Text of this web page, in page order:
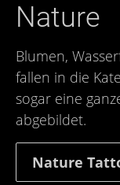
Nature
Blumen,
fallen in die
sogar eine
abgebildet.
Nature